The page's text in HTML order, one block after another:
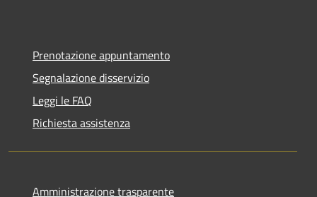
Prenotazione appuntamento
Segnalazione disservizio
Leggi le FAQ
Richiesta assistenza
Amministrazione trasparente